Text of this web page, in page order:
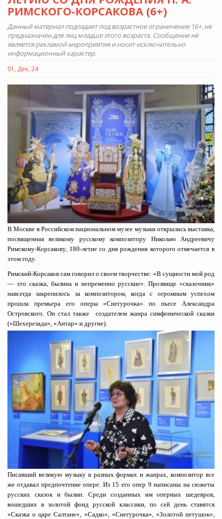
РИМСКОГО-КОРСАКОВА (6+)
Данный материал подпадает под возрастное ограничение 16+, не
предназначен для лиц младше этого возраста. Сообщение не
является рекламой мероприятия и носит исключительно
информационный характер.
01, Дек, 24
В Москве в Российском национальном музее музыки открылась выставка,
посвященная великому русскому композитору Николаю Андреевичу
Римскому-Корсакову, 180-летие со дня рождения которого отмечается в
этом году.
Римский-Корсаков сам говорил о своем творчестве: «В сущности мой род
— это сказка, былина и непременно русские». Прозвище «сказочник»
навсегда закрепилось за композитором, когда с огромным успехом
прошла премьера его оперы «Снегурочка» по пьесе Александра
Островского. Он стал также создателем жанра симфонической сказки
(«Шехерезада», «Антар» и другие).
Писавший великую музыку в разных формах и жанрах, композитор все
же отдавал предпочтение опере. Из 15 его опер 9 написаны на сюжеты
русских сказок и былин. Среди созданных им оперных шедевров,
вошедших в золотой фонд русской классики, по сей день ставятся
«Сказка о царе Салтане», «Садко», «Снегурочка», «Золотой петушок»,